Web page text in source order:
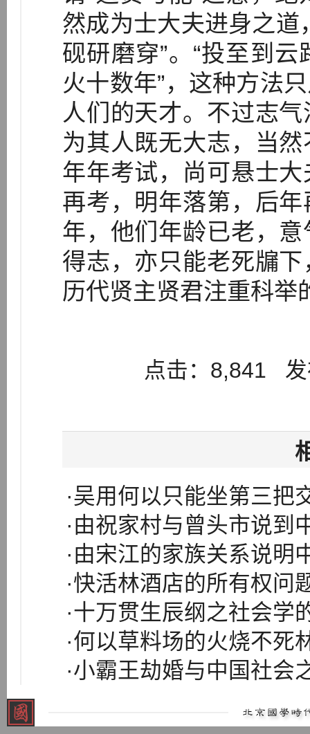
然成为士大夫进身之道
砚研磨穿”。“投至到
火十数年”，这种方法
人们的天才。不过志
为其人既无大志，当
年年考试，尚可悬士
再考，明年落第，后
年，他们年龄已老，
得志，亦只能老死牖
历代贤主贤君注重科举
点击：8,841
·吴用何以只能坐第三把
·由祝家村与曾头市说到
·由宋江的家族关系说明
·快活林酒店的所有权问
·十万贯生辰纲之社会学
·何以草料场的火烧不死
·小霸王劫婚与中国社会